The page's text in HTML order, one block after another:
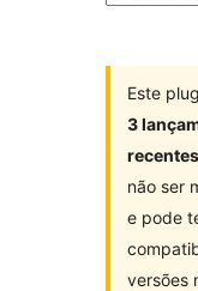
Este
3
não ser
e pode
versões